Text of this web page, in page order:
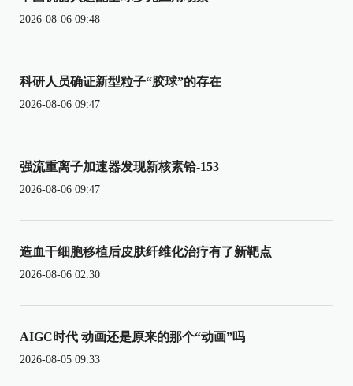
2026-08-06 09:48
科研人员确证新型粒子“胶球”的存在
2026-08-06 09:47
强流重离子加速器发现新核素铪-153
2026-08-06 09:47
造血干细胞移植后皮肤纤维化治疗有了新靶点
2026-08-06 02:30
AIGC时代 动画还是原来的那个“动画”吗
2026-08-05 09:33